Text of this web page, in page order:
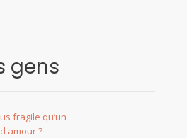
gens
fragile qu’un
amour ?